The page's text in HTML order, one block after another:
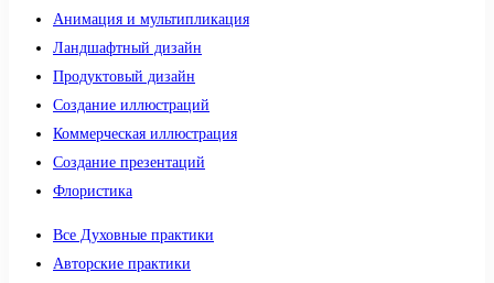
Анимация и мультипликация
Ландшафтный дизайн
Продуктовый дизайн
Создание иллюстраций
Коммерческая иллюстрация
Создание презентаций
Флористика
Все Духовные практики
Авторские практики